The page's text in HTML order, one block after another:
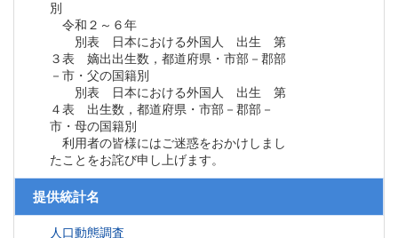
別
令和２～６年
別表 日本における外国人 出生 第
３表 嫡出出生数，都道府県・市部－郡部
－市・父の国籍別
別表 日本における外国人 出生 第
４表 出生数，都道府県・市部－郡部－
市・母の国籍別
利用者の皆様にはご迷惑をおかけしまし
たことをお詫び申し上げます。
提供統計名
人口動態調査